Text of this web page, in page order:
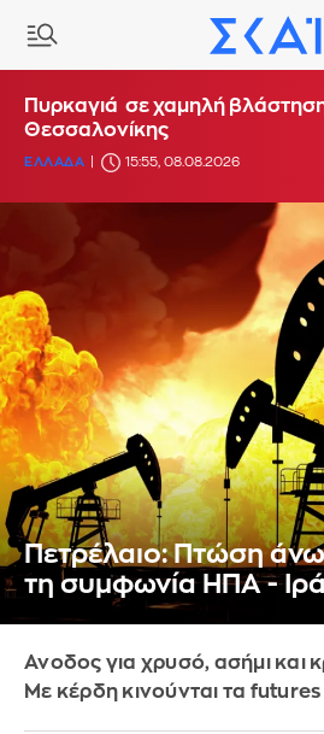
Πυρκαγιά σε χαμηλή
Θεσσαλονίκης
ΕΛΛΑΔΑ 15:55, 08.08.2026
Πετρέλαιο: Πτώση
τη συμφωνία ΗΠΑ -
Ανοδος για χρυσό, ασήμι και
Με κέρδη κινούνται τα